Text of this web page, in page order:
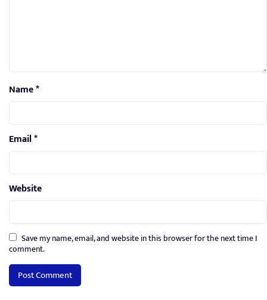
Name*
Email*
Website
Save my name, email, and website in this browser for the next time I
comment.